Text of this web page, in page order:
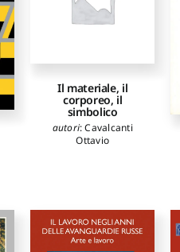
,Garbarino
Francesca,Giulini
Marco,Corleto
Lucia,Chirone Maria
Paola,Perra Caterina
Lobascio Domenico
Rana Ippolita,Monaco
,Casiello Maria
Massimo,Cattaruzzi
Alessandra,Tomasoni
Michele
Il materiale, il
corporeo, il
simbolico
autori:Cavalcanti
Ottavio